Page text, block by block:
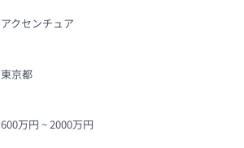
アクセンチュア
東京都
600万円 ~ 2000万円